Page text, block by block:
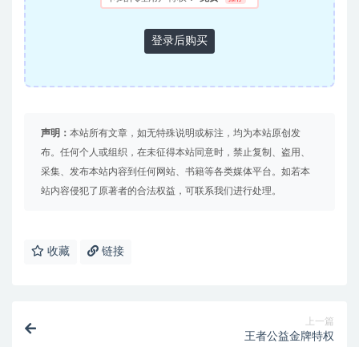
登录后购买
声明： 本站所有文章，如无特殊说明或标注，均为本站原创发
布。任何个人或组织，在未征得本站同意时，禁止复制、盗用、
采集、发布本站内容到任何网站、书籍等各类媒体平台。如若本
站内容侵犯了原著者的合法权益，可联系我们进行处理。
收藏 链接
上一篇
王者公益金牌特权